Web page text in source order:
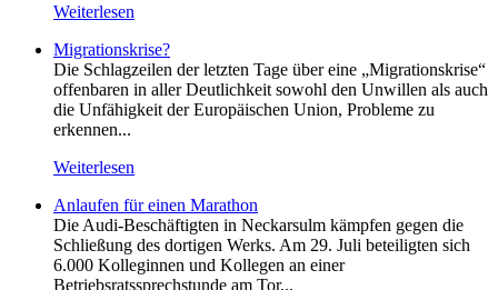
Weiterlesen
Migrationskrise?
Die Schlagzeilen der letzten Tage über eine „Migrationskrise“
offenbaren in aller Deutlichkeit sowohl den Unwillen als auch
die Unfähigkeit der Europäischen Union, Probleme zu
erkennen...
Weiterlesen
Anlaufen für einen Marathon
Die Audi-Beschäftigten in Neckarsulm kämpfen gegen die
Schließung des dortigen Werks. Am 29. Juli beteiligten sich
6.000 Kolleginnen und Kollegen an einer
Betriebsratssprechstunde am Tor...